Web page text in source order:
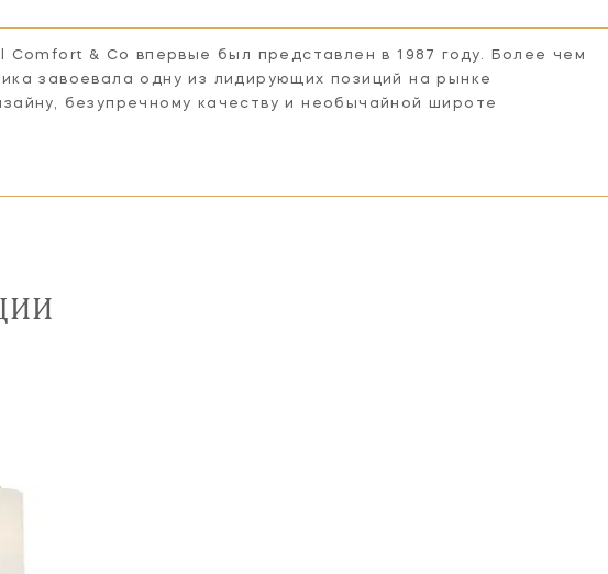
Comfort & Co впервые был представлен в 1987 году. Более чем
завоевала одну из лидирующих позиций на рынке
безупречному качеству и необычайной широте